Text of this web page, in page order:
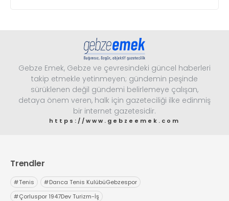
Gebze Emek, Gebze ve çevresindeki güncel haberleri
takip etmekle yetinmeyen; gündemin peşinde
sürüklenen değil gündemi belirlemeye çalışan,
detaya önem veren, halk için gazeteciliği ilke edinmiş
bir internet gazetesidir.
https://www.gebzeemek.com
Trendler
#Tenis #Darıca Tenis KulübüGebzespor
#Çorluspor 1947Dev Turizm-İş